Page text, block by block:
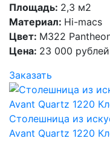
Площадь: 2,3 м2
Материал: Hi-macs
Цвет: M322
Цена: 23 000 рублей
Заказать
Столешница из
Avant Quartz 1220